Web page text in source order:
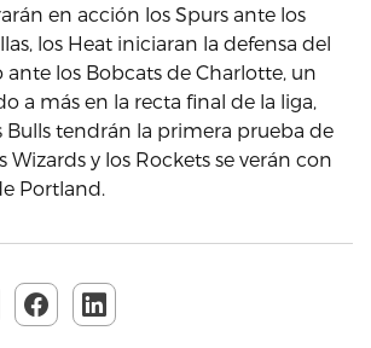
en acción los Spurs ante los
los Heat iniciaran la defensa del
los Bobcats de Charlotte, un
a más en la recta final de la liga,
Bulls tendrán la primera prueba de
Wizards y los Rockets se verán con
Portland.